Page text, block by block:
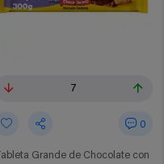
7
0
Tableta Grande de Chocolate con